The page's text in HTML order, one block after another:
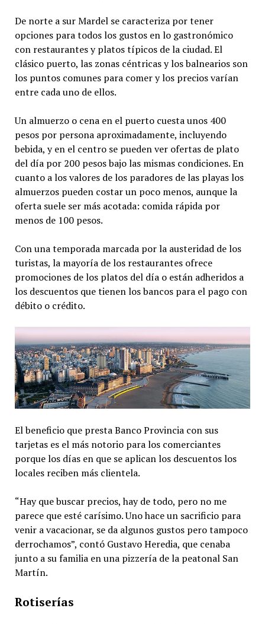
De norte a sur Mardel se caracteriza por tener
opciones para todos los gustos en lo gastronómico
con restaurantes y platos típicos de la ciudad. El
clásico puerto, las zonas céntricas y los balnearios son
los puntos comunes para comer y los precios varían
entre cada uno de ellos.
Un almuerzo o cena en el puerto cuesta unos 400
pesos por persona aproximadamente, incluyendo
bebida, y en el centro se pueden ver ofertas de plato
del día por 200 pesos bajo las mismas condiciones. En
cuanto a los valores de los paradores de las playas los
almuerzos pueden costar un poco menos, aunque la
oferta suele ser más acotada: comida rápida por
menos de 100 pesos.
Con una temporada marcada por la austeridad de los
turistas, la mayoría de los restaurantes ofrece
promociones de los platos del día o están adheridos a
los descuentos que tienen los bancos para el pago con
débito o crédito.
El beneficio que presta Banco Provincia con sus
tarjetas es el más notorio para los comerciantes
porque los días en que se aplican los descuentos los
locales reciben más clientela.
“Hay que buscar precios, hay de todo, pero no me
parece que esté carísimo. Uno hace un sacrificio para
venir a vacacionar, se da algunos gustos pero tampoco
derrochamos”, contó Gustavo Heredia, que cenaba
junto a su familia en una pizzería de la peatonal San
Martín.
Rotiserías